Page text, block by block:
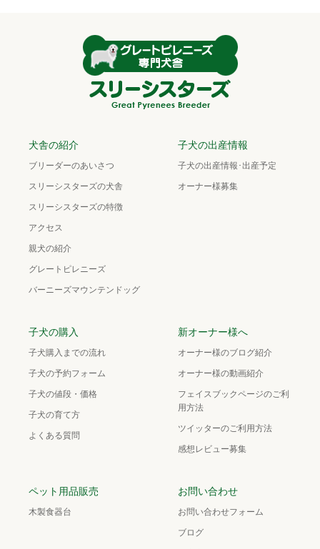
犬舎の紹介
ブリーダーのあいさつ
スリーシスターズの犬舎
スリーシスターズの特徴
アクセス
親犬の紹介
グレートピレニーズ
バーニーズマウンテンドッグ
子犬の出産情報
子犬の出産情報･出産予定
オーナー様募集
子犬の購入
子犬購入までの流れ
子犬の予約フォーム
子犬の値段・価格
子犬の育て方
よくある質問
新オーナー様へ
オーナー様のブログ紹介
オーナー様の動画紹介
フェイスブックページのご利
用方法
ツイッターのご利用方法
感想レビュー募集
ペット用品販売
木製食器台
お問い合わせ
お問い合わせフォーム
ブログ